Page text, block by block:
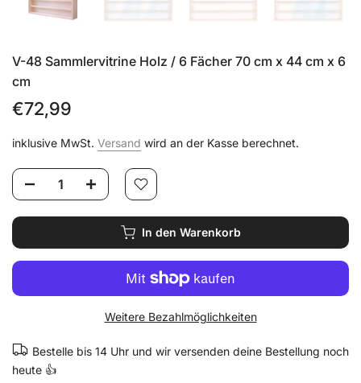
V-48 Sammlervitrine Holz / 6 Fächer 70 cm x 44 cm x 6
cm
€72,99
inklusive MwSt. Versand wird an der Kasse berechnet.
In den Warenkorb
Weitere Bezahlmöglichkeiten
Bestelle bis 14 Uhr und wir versenden deine Bestellung noch
heute 👍